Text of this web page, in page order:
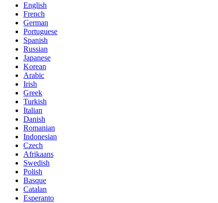
English
French
German
Portuguese
Spanish
Russian
Japanese
Korean
Arabic
Irish
Greek
Turkish
Italian
Danish
Romanian
Indonesian
Czech
Afrikaans
Swedish
Polish
Basque
Catalan
Esperanto